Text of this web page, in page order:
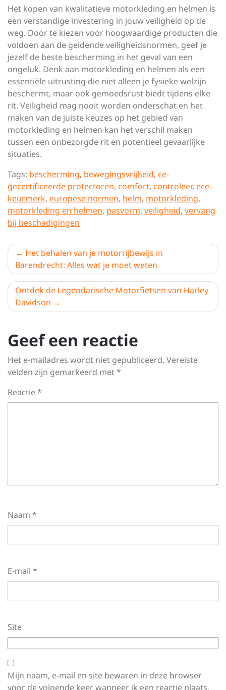
Het kopen van kwalitatieve motorkleding en helmen is
een verstandige investering in jouw veiligheid op de
weg. Door te kiezen voor hoogwaardige producten die
voldoen aan de geldende veiligheidsnormen, geef je
jezelf de beste bescherming in het geval van een
ongeluk. Denk aan motorkleding en helmen als een
essentiële uitrusting die niet alleen je fysieke welzijn
beschermt, maar ook gemoedsrust biedt tijdens elke
rit. Veiligheid mag nooit worden onderschat en het
maken van de juiste keuzes op het gebied van
motorkleding en helmen kan het verschil maken
tussen een onbezorgde rit en potentieel gevaarlijke
situaties.
Tags: bescherming, bewegingsvrijheid, ce-
gecertificeerde protectoren, comfort, controleer, ece-
keurmerk, europese normen, helm, motorkleding,
motorkleding en helmen, pasvorm, veiligheid, vervang
bij beschadigingen
Berichtnavigatie
Het behalen van je motorrijbewijs in
Barendrecht: Alles wat je moet weten
Ontdek de Legendarische Motorfietsen van Harley
Davidson
Geef een reactie
Het e-mailadres wordt niet gepubliceerd. Vereiste
velden zijn gemarkeerd met*
Reactie*
Naam *
E-mail *
Site
Mijn naam, e-mail en site bewaren in deze browser
voor de volgende keer wanneer ik een reactie plaats.